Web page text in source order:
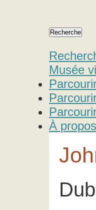
Musée
À propos